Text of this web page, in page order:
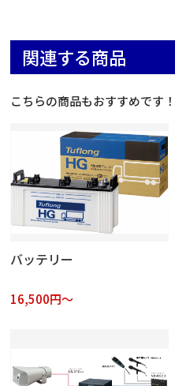
関連する商品
こちらの商品もおすすめです！
バッテリー
16,500円～